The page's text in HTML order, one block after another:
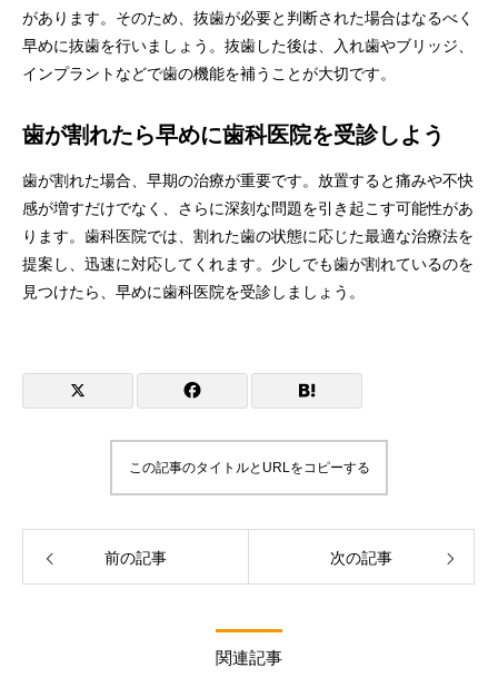
があります。そのため、抜歯が必要と判断された場合はなるべく
早めに抜歯を行いましょう。抜歯した後は、入れ歯やブリッジ、
インプラントなどで歯の機能を補うことが大切です。
歯が割れたら早めに歯科医院を受診しよう
歯が割れた場合、早期の治療が重要です。放置すると痛みや不快
感が増すだけでなく、さらに深刻な問題を引き起こす可能性があ
ります。歯科医院では、割れた歯の状態に応じた最適な治療法を
提案し、迅速に対応してくれます。少しでも歯が割れているのを
見つけたら、早めに歯科医院を受診しましょう。
この記事のタイトルとURLをコピーする
前の記事 次の記事
関連記事